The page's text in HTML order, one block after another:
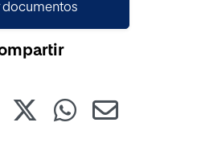
documentos